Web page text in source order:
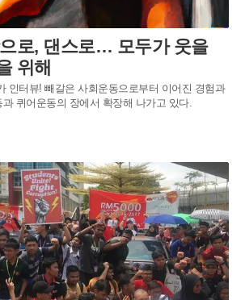
로, 댄스로… 모두가 웃을
위해
인터뷰! 빼갈은 사회운동으로부터 이어진 경험과
퀴어운동의 장에서 확장해 나가고 있다.